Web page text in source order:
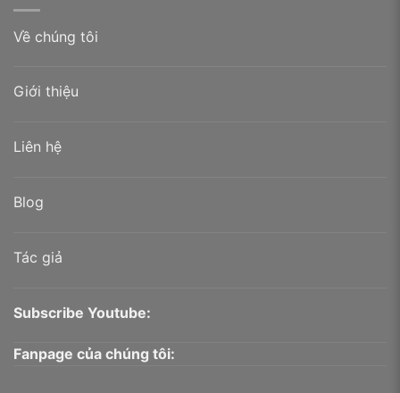
Về chúng tôi
Giới thiệu
Liên hệ
Blog
Tác giả
Subscribe Youtube:
Fanpage của chúng tôi: